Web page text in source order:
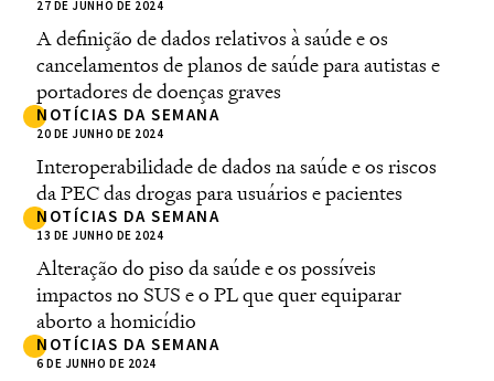
27 DE JUNHO DE 2024
A definição de dados relativos à saúde e os
cancelamentos de planos de saúde para autistas e
portadores de doenças graves
NOTÍCIAS DA SEMANA
20 DE JUNHO DE 2024
Interoperabilidade de dados na saúde e os riscos
da PEC das drogas para usuários e pacientes
NOTÍCIAS DA SEMANA
13 DE JUNHO DE 2024
Alteração do piso da saúde e os possíveis
impactos no SUS e o PL que quer equiparar
aborto a homicídio
NOTÍCIAS DA SEMANA
6 DE JUNHO DE 2024